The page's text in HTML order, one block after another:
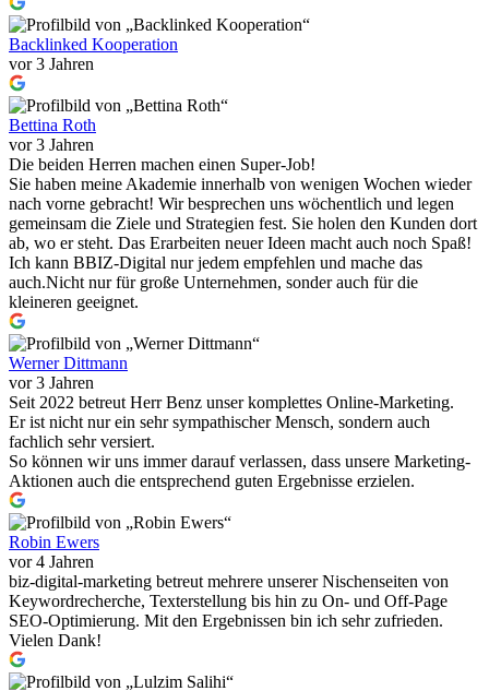
Backlinked Kooperation
vor 3 Jahren
Bettina Roth
vor 3 Jahren
Die beiden Herren machen einen Super-Job!
Sie haben meine Akademie innerhalb von wenigen Wochen wieder
nach vorne gebracht! Wir besprechen uns wöchentlich und legen
gemeinsam die Ziele und Strategien fest. Sie holen den Kunden dort
ab, wo er steht. Das Erarbeiten neuer Ideen macht auch noch Spaß!
Ich kann BBIZ-Digital nur jedem empfehlen und mache das
auch.Nicht nur für große Unternehmen, sonder auch für die
kleineren geeignet.
Werner Dittmann
vor 3 Jahren
Seit 2022 betreut Herr Benz unser komplettes Online-Marketing.
Er ist nicht nur ein sehr sympathischer Mensch, sondern auch
fachlich sehr versiert.
So können wir uns immer darauf verlassen, dass unsere Marketing-
Aktionen auch die entsprechend guten Ergebnisse erzielen.
Robin Ewers
vor 4 Jahren
biz-digital-marketing betreut mehrere unserer Nischenseiten von
Keywordrecherche, Texterstellung bis hin zu On- und Off-Page
SEO-Optimierung. Mit den Ergebnissen bin ich sehr zufrieden.
Vielen Dank!